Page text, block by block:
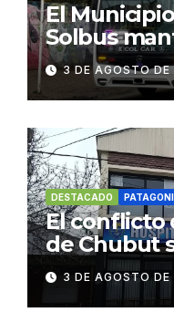
El
Solbus
escolares y
habituales
3 DE AGOSTO
DESTACADO
El conflicto
de Chubut
resolverse
3 DE AGOSTO